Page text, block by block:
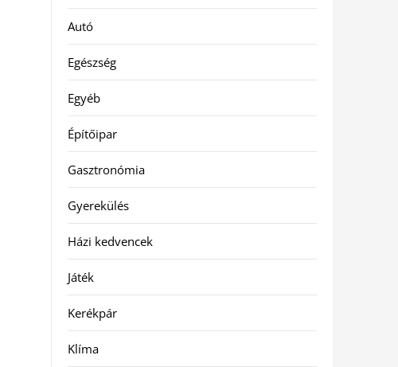
Autó
Egészség
Egyéb
Építőipar
Gasztronómia
Gyerekülés
Házi kedvencek
Játék
Kerékpár
Klíma